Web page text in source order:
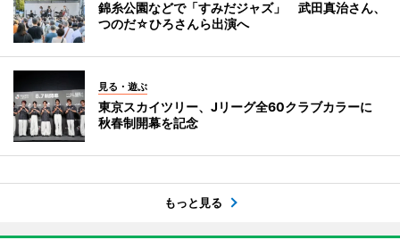
錦糸公園などで「すみだジャズ」 武田真治さん、
つのだ☆ひろさんら出演へ
見る・遊ぶ
東京スカイツリー、Jリーグ全60クラブカラーに
秋春制開幕を記念
もっと見る